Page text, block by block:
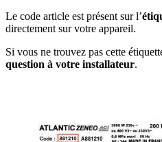
Le code article est présent sur l’
directement sur votre appareil.
Si vous ne trouvez pas cette
question à votre installateur.